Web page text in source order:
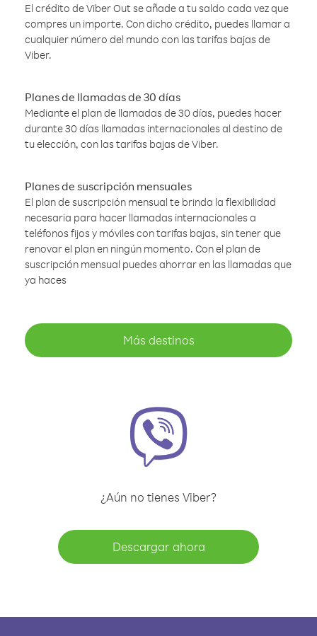
El crédito de Viber Out se añade a tu saldo cada vez que
compres un importe. Con dicho crédito, puedes llamar a
cualquier número del mundo con las tarifas bajas de
Viber.
Planes de llamadas de 30 días
Mediante el plan de llamadas de 30 días, puedes hacer
durante 30 días llamadas internacionales al destino de
tu elección, con las tarifas bajas de Viber.
Planes de suscripción mensuales
El plan de suscripción mensual te brinda la flexibilidad
necesaria para hacer llamadas internacionales a
teléfonos fijos y móviles con tarifas bajas, sin tener que
renovar el plan en ningún momento. Con el plan de
suscripción mensual puedes ahorrar en las llamadas que
ya haces
Más destinos
¿Aún no tienes Viber?
Descargar ahora